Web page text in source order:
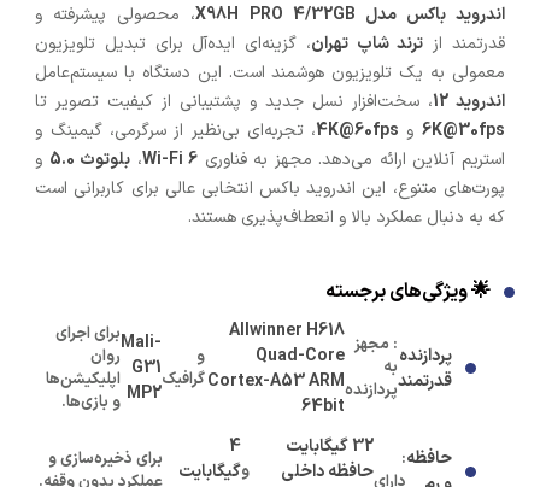
اندروید باکس مدل X98H PRO 4/32GB
، محصولی پیشرفته و
قدرتمند از ترند شاپ تهران، گزینه‌ای ایده‌آل برای تبدیل تلویزیون
معمولی به یک تلویزیون هوشمند است. این دستگاه با سیستم‌عامل
اندروید 12
، سخت‌افزار نسل جدید و پشتیبانی از کیفیت تصویر تا
6K@30fps و 4K@60fps، تجربه‌ای بی‌نظیر از سرگرمی، گیمینگ و
استریم آنلاین ارائه می‌دهد. مجهز به فناوری Wi-Fi 6، بلوتوث 5.0
و
پورت‌های متنوع، این اندروید باکس انتخابی عالی برای کاربرانی است
که به دنبال عملکرد بالا و انعطاف‌پذیری هستند.
🌟 ویژگی‌های برجسته
پردازنده
قدرتمند
: مجهز
به
پردازنده
Allwinner H618
Quad-Core
Cortex-A53 ARM
64bit
و
گرافیک
Mali-
G31
MP2
برای اجرای
روان
اپلیکیشن‌ها
و بازی‌ها.
حافظه:
32 گیگابایت
حافظه داخلی
و
4
گیگابایت
برای ذخیره‌سازی و